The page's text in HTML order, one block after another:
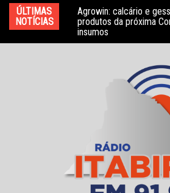
para
conteúdo
ÚLTIMAS
NOTÍCIAS
Agrowin: calcário e
produtos da próxima
insumos
Novo convênio com a
garante atendimento a